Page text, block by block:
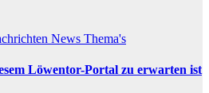
News Thema's
Löwentor-Portal zu erwarten ist